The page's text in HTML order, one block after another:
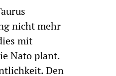
nicht mehr
mit
Nato plant.
Den